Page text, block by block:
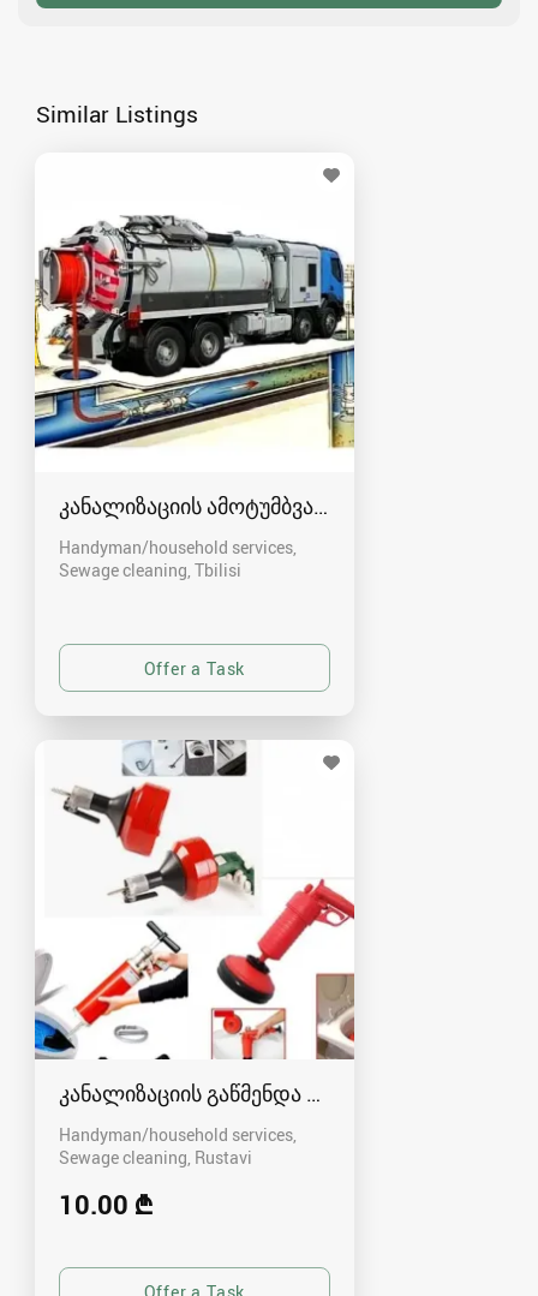
Similar Listings
კანალიზაციის ამოტუმბვა, გაწმენდა
Handyman/household services,
Sewage cleaning Tbilisi
კანალიზაციის გაწმენდა რუსთავში - 591004680
Handyman/household services,
Sewage cleaning Rustavi
10.00 ₾